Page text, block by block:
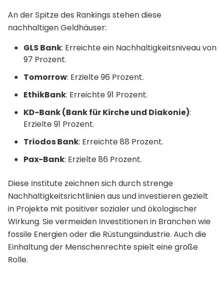
An der Spitze des Rankings stehen diese
nachhaltigen Geldhäuser:
GLS Bank: Erreichte ein Nachhaltigkeitsniveau von
97 Prozent.
Tomorrow: Erzielte 96 Prozent.
EthikBank: Erreichte 91 Prozent.
KD-Bank (Bank für Kirche und Diakonie):
Erzielte 91 Prozent.
Triodos Bank: Erreichte 88 Prozent.
Pax-Bank: Erzielte 86 Prozent.
Diese Institute zeichnen sich durch strenge
Nachhaltigkeitsrichtlinien aus und investieren gezielt
in Projekte mit positiver sozialer und ökologischer
Wirkung. Sie vermeiden Investitionen in Branchen wie
fossile Energien oder die Rüstungsindustrie. Auch die
Einhaltung der Menschenrechte spielt eine große
Rolle.